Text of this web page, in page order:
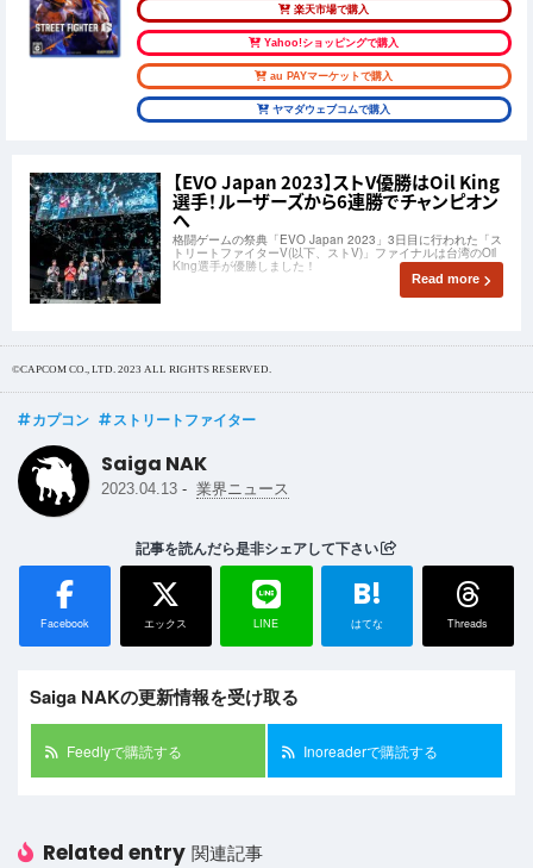
楽天市場で購入
Yahoo!ショッピングで購入
au PAYマーケットで購入
ヤマダウェブコムで購入
【EVO Japan 2023】ストV優勝はOil King
選手！ルーザーズから6連勝でチャンピオン
へ
格闘ゲームの祭典「EVO Japan 2023」3日目に行われた「ス
トリートファイターV(以下、ストV)」ファイナルは台湾のOil
King選手が優勝しました！
Read more
©CAPCOM CO., LTD. 2023 ALL RIGHTS RESERVED.
カプコン ストリートファイター
Saiga NAK
2023.04.13 - 業界ニュース
記事を読んだら是非シェアして下さい
Facebook エックス LINE
B!
はてな Threads
Saiga NAKの更新情報を受け取る
Feedlyで購読する Inoreaderで購読する
Related entry 関連記事